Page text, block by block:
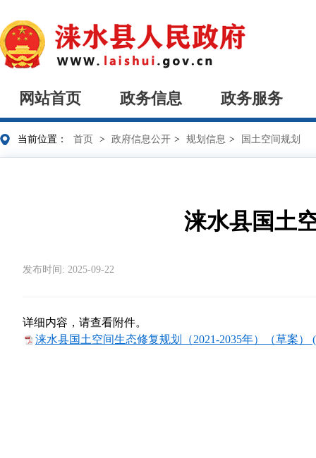
网站首页 政务信息 政务服务
当前位置： 首页 > 政府信息公开 > 规划信息 > 国土空间规划
涞水县国土
发布时间: 2025-09-22
详细内容，请查看附件。
涞水县国土空间生态修复规划（2021-2035年）（草案）